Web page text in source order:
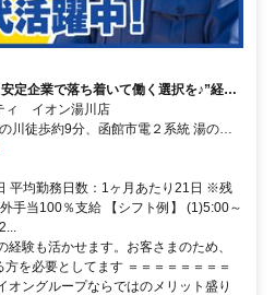
定企業で落ち着いて働く選択を♪”経験
援します！
ィ イオン湯川店
川徒歩約9分、函館市電２系統 湯の川
統 函館アリーナ前徒歩約15分
平均勤務日数：1ヶ月あたり21日 ※残
手当100％支給 【シフト例】 (1)5:00～
験も活かせます。お客さまのため、
を必要としてます ＝＝＝＝＝＝＝＝
オングループならではのメリット盛り